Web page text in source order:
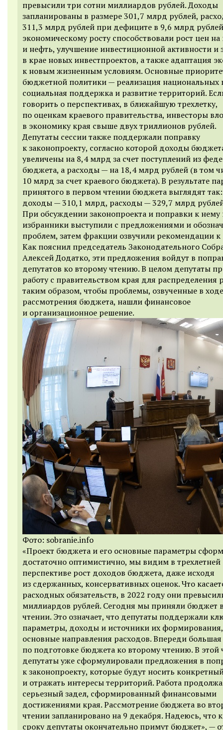
превысили три сотни миллиардов рублей. Доходы
запланированы в размере 301,7 млрд рублей,
311,3 млрд рублей при дефиците в 9,6 млрд
экономическому росту способствовали рост цен
и нефть, улучшение инвестиционной активности и
в крае новых инвестпроектов, а также адаптация
к новым жизненным условиям. Основные
бюджетной политики — реализация национальных
социальная поддержка и развитие территорий.
говорить о перспективах, в ближайшую трехлетку,
по оценкам краевого правительства, инвесторы
в экономику края свыше двух триллионов рублей.
Депутаты сессии также поддержали поправку
к законопроекту, согласно которой доходы
увеличены на 8,4 млрд за счет поступлений из
бюджета, а расходы — на 18,4 млрд рублей (в том
10 млрд за счет краевого бюджета). В результате
принятого в первом чтении бюджета выглядят так:
доходы — 310,1 млрд, расходы — 329,7 млрд
При обсуждении законопроекта и поправки к
избранники выступили с предложениями и
проблем, затем фракции озвучили рекомендации
Как пояснил председатель Законодательного
Алексей Додатко, эти предложения войдут в
депутатов ко второму чтению. В целом депутаты
работу с правительством края для распределения
таким образом, чтобы проблемы, озвученные в ходе
рассмотрения бюджета, нашли финансовое
и организационное решение.
Фото: sobranie.info
«Проект бюджета и его основные параметры
достаточно оптимистично, мы видим в трехлетней
перспективе рост доходов бюджета, даже исходя
из сдержанных, консервативных оценок. Что
расходных обязательств, в 2022 году они
миллиардов рублей. Сегодня мы приняли бюджет
чтении. Это означает, что депутаты поддержали
параметры, доходы и источники их формирования,
основные направления расходов. Впереди большая
по подготовке бюджета ко второму чтению. В этой
депутаты уже сформулировали предложения в
к законопроекту, которые будут носить
и отражать интересы территорий. Работа
серьезный задел, сформированный финансовыми
достижениями края. Рассмотрение бюджета во
чтении запланировано на 9 декабря. Надеюсь, что
сроку депутаты окончательно примут бюджет», —